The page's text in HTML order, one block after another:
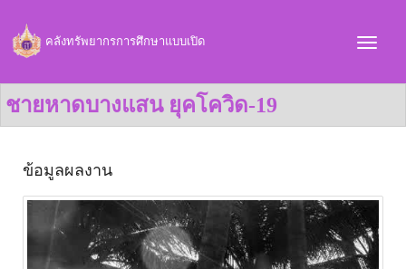
คลังทรัพยากรการศึกษาแบบเปิด
ชายหาดบางแสน ยุคโควิด-19
ข้อมูลผลงาน